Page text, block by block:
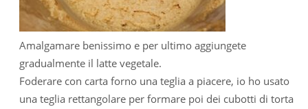
Amalgamare benissimo e per ultimo aggiungete
gradualmente il latte vegetale.
Foderare con carta forno una teglia a piacere, io ho usato
una teglia rettangolare per formare poi dei cubotti di torta